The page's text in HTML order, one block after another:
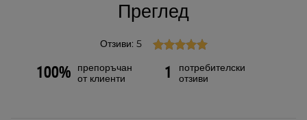
Преглед
Отзиви: 5
100%
препоръчан
от клиенти
1
потребителски
отзиви